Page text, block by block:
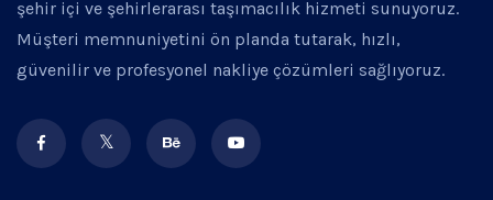
şehir içi ve şehirlerarası taşımacılık hizmeti sunuyoruz.
Müşteri memnuniyetini ön planda tutarak, hızlı,
güvenilir ve profesyonel nakliye çözümleri sağlıyoruz.